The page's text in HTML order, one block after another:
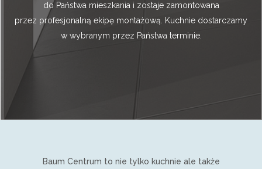
do Państwa mieszkania i zostaje zamontowana
przez profesjonalną ekipę montażową. Kuchnie dostarczamy
w wybranym przez Państwa terminie.
Baum Centrum to nie tylko kuchnie ale także